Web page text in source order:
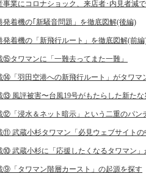
事業にコロナショック、来店者･内見者減
発着機の｢新騒音問題」を徹底図解(後編)
発着機の「新飛行ルート」を徹底図解(前編
⑮タワマンに「一難去ってまた一難」
⑭「羽田空港への新飛行ルート」がタワマ
⑬ 風評被害〜台風19号がもたらした新たな
⑫「浸水＆ネット暗示」という二重のパン
⑪ 武蔵小杉タワマン「必見ウェブサイトの
⑩ 武蔵小杉に「応援したくなるタワマン」
⑨「タワマン階層カースト」の起源を探す